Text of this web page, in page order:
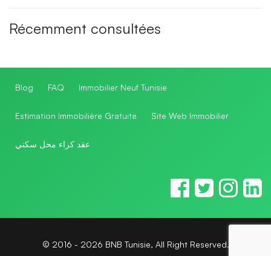
Récemment consultées
Blog FAQ Immobilier Neuf Tunisie
Estimation Immobilière Gratuite Site Web Immobilier
عقد كراء محل سكني
© 2016 - 2026 BNB Tunisie, All Right Reserved.